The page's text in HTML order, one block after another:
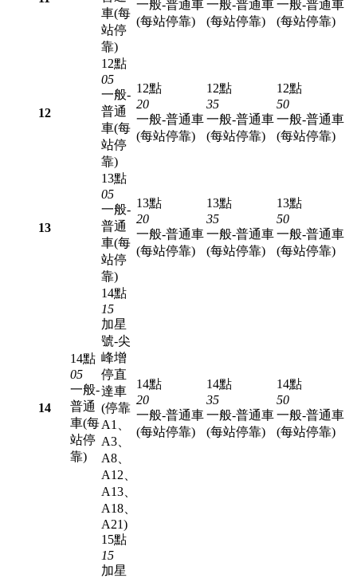
車(每
站停
靠)
一般-普通車
(每站停靠)
一般-普通車
(每站停靠)
一般-普通車
(每站停靠)
12
12點
05
一般-
普通
車(每
站停
靠)
12點
20
一般-普通車
(每站停靠)
12點
35
一般-普通車
(每站停靠)
12點
50
一般-普通車
(每站停靠)
13
13點
05
一般-
普通
車(每
站停
靠)
13點
20
一般-普通車
(每站停靠)
13點
35
一般-普通車
(每站停靠)
13點
50
一般-普通車
(每站停靠)
14
14點
05
一般-
普通
車(每
站停
靠)
14點
15
加星
號-尖
峰增
停直
達車
(停靠
A1、
A3、
A8、
A12、
A13、
A18、
A21)
14點
20
一般-普通車
(每站停靠)
14點
35
一般-普通車
(每站停靠)
14點
50
一般-普通車
(每站停靠)
15點
15
加星